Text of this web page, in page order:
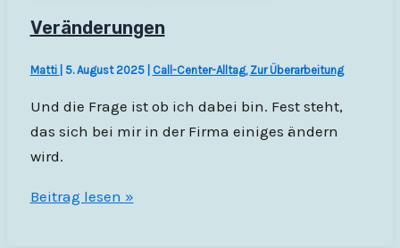
Veränderungen
Matti 5. August 2025 Call-Center-Alltag, Zur Überarbeitung
Und die Frage ist ob ich dabei bin. Fest steht,
das sich bei mir in der Firma einiges ändern
wird.
Veränderungen
Beitrag lesen »